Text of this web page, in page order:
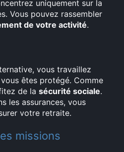
uniquement sur la
Vous pouvez rassembler
de votre activité.
vous travaillez
êtes protégé. Comme
de la sécurité sociale.
les assurances, vous
votre retraite.
missions